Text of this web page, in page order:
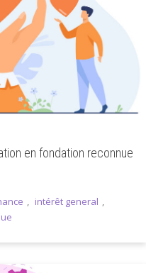
en fondation reconnue
, intérêt general ,